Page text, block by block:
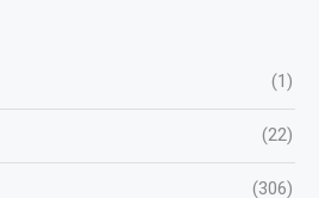
(1)
(22)
(306)